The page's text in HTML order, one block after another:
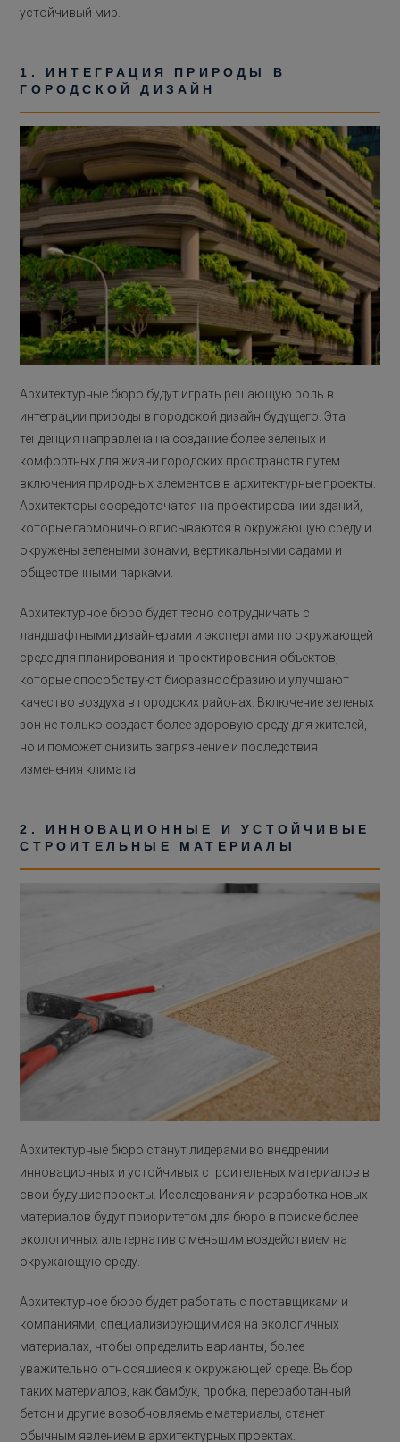
устойчивый мир.
1. ИНТЕГРАЦИЯ ПРИРОДЫ В
ГОРОДСКОЙ ДИЗАЙН
Архитектурные бюро будут играть решающую роль в
интеграции природы в городской дизайн будущего. Эта
тенденция направлена на создание более зеленых и
комфортных для жизни городских пространств путем
включения природных элементов в архитектурные проекты.
Архитекторы сосредоточатся на проектировании зданий,
которые гармонично вписываются в окружающую среду и
окружены зелеными зонами, вертикальными садами и
общественными парками.
Архитектурное бюро будет тесно сотрудничать с
ландшафтными дизайнерами и экспертами по окружающей
среде для планирования и проектирования объектов,
которые способствуют биоразнообразию и улучшают
качество воздуха в городских районах. Включение зеленых
зон не только создаст более здоровую среду для жителей,
но и поможет снизить загрязнение и последствия
изменения климата.
2. ИННОВАЦИОННЫЕ И УСТОЙЧИВЫЕ
СТРОИТЕЛЬНЫЕ МАТЕРИАЛЫ
Архитектурные бюро станут лидерами во внедрении
инновационных и устойчивых строительных материалов в
свои будущие проекты. Исследования и разработка новых
материалов будут приоритетом для бюро в поиске более
экологичных альтернатив с меньшим воздействием на
окружающую среду.
Архитектурное бюро будет работать с поставщиками и
компаниями, специализирующимися на экологичных
материалах, чтобы определить варианты, более
уважительно относящиеся к окружающей среде. Выбор
таких материалов, как бамбук, пробка, переработанный
бетон и другие возобновляемые материалы, станет
обычным явлением в архитектурных проектах.